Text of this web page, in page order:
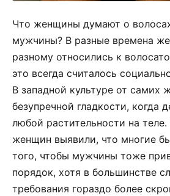
Что женщины думают о
мужчины? В разные времена
разному относились к
это всегда считалось
В западной культуре от
безупречной гладкости, когда
любой растительности на
женщин выявили, что многие
того, чтобы мужчины тоже
порядок, хотя в большинстве
требования гораздо более